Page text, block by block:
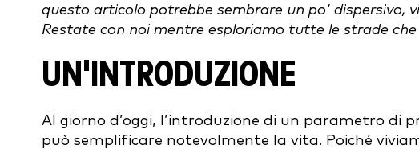
questo articolo potrebbe sembrare un po' dispersivo,
Restate con noi mentre esploriamo tutte le strade
UN'INTRODUZIONE
Al giorno d’oggi, l’introduzione di un parametro di
può semplificare notevolmente la vita. Poiché